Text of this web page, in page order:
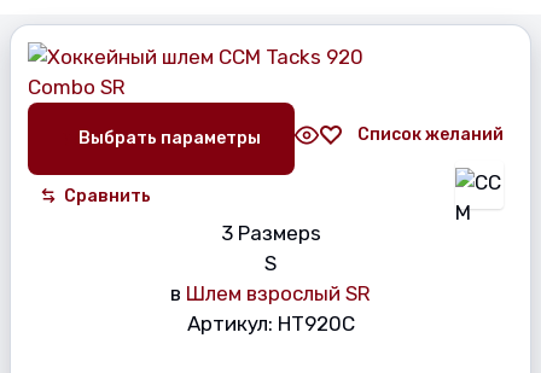
Выбрать параметры Список желаний
Сравнить
3 Размерs
S
в Шлем взрослый SR
Артикул: HT920C